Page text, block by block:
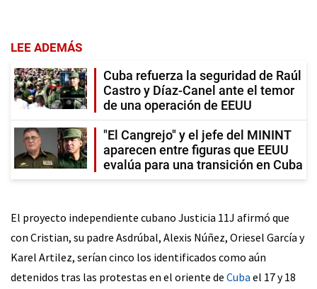
LEE ADEMÁS
Cuba refuerza la seguridad de Raúl
Castro y Díaz-Canel ante el temor
de una operación de EEUU
"El Cangrejo" y el jefe del MININT
aparecen entre figuras que EEUU
evalúa para una transición en Cuba
El proyecto independiente cubano Justicia 11J afirmó que
con Cristian, su padre Asdrúbal, Alexis Núñez, Oriesel García y
Karel Artilez, serían cinco los identificados como aún
detenidos tras las protestas en el oriente de Cuba el 17 y 18